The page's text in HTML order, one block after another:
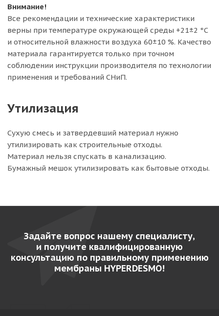
Внимание!
Все рекомендации и технические характеристики
верны при температуре окружающей среды +21±2 °C
и относительной влажности воздуха 60±10 %. Качество
материала гарантируется только при точном
соблюдении инструкции производителя по технологии
применения и требований СНиП.
Утилизация
Сухую смесь и затвердевший материал нужно
утилизировать как строительные отходы.
Материал нельзя спускать в канализацию.
Бумажный мешок утилизировать как бытовые отходы.
Задайте вопрос нашему специалисту,
и получите квалифицированную
консультацию по правильному применению
мембраны HYPERDESMO!